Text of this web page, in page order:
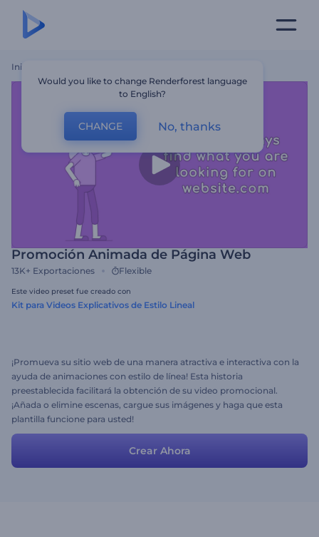
Inicio
Promoción Animada de Página Web
13K+ Exportaciones Flexible
Este video preset fue creado con
Kit para Videos Explicativos de Estilo Lineal
¡Promueva su sitio web de una manera atractiva e interactiva con la
ayuda de animaciones con estilo de línea! Esta historia
preestablecida facilitará la obtención de su video promocional.
¡Añada o elimine escenas, cargue sus imágenes y haga que esta
plantilla funcione para usted!
Crear Ahora
Would you like to change Renderforest language
to English?
CHANGE No, thanks